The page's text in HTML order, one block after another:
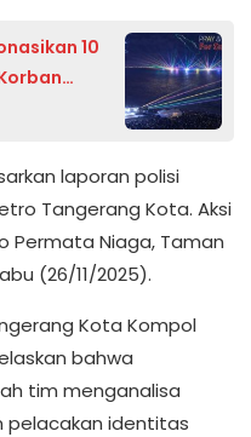
10
laporan polisi
Tangerang Kota. Aksi
Permata Niaga, Taman
(26/11/2025).
Kota Kompol
bahwa
tim menganalisa
pelacakan identitas